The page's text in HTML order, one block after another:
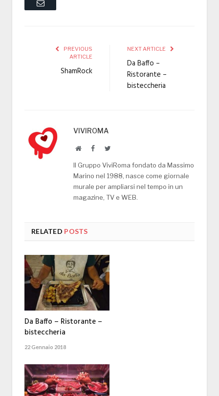
Email
PREVIOUS
ARTICLE
ShamRock
NEXT ARTICLE
Da Baffo –
Ristorante –
bisteccheria
VIVIROMA
WebsiteFacebookTwitter
Il Gruppo ViviRoma fondato da Massimo
Marino nel 1988, nasce come giornale
murale per ampliarsi nel tempo in un
magazine, TV e WEB.
RELATED POSTS
Da Baffo – Ristorante –
bisteccheria
22 Gennaio 2018